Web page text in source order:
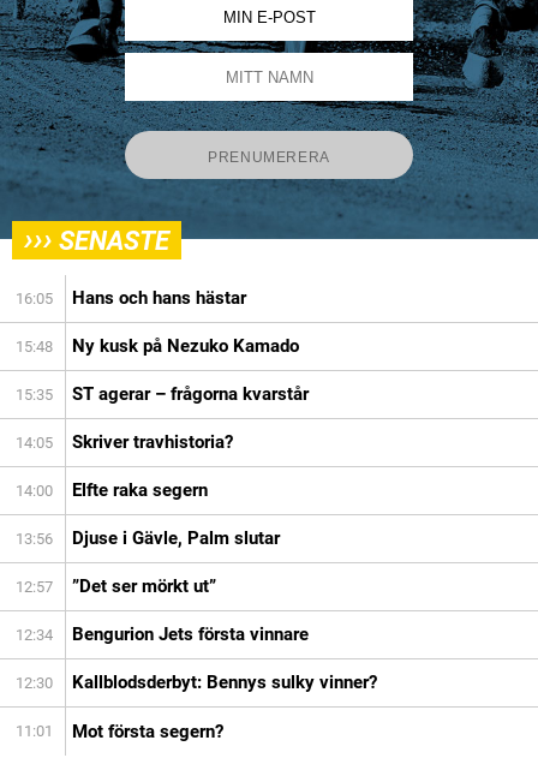
››› SENASTE
16:05 Hans och hans hästar
15:48 Ny kusk på Nezuko Kamado
15:35 ST agerar – frågorna kvarstår
14:05 Skriver travhistoria?
14:00 Elfte raka segern
13:56 Djuse i Gävle, Palm slutar
12:57 ”Det ser mörkt ut”
12:34 Bengurion Jets första vinnare
12:30 Kallblodsderbyt: Bennys sulky vinner?
11:01 Mot första segern?